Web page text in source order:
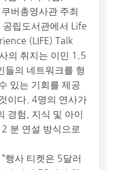
버총영사관 주최
공립도서관에서 Life
(LIFE) Talk
의 취지는 이민 1.5
들의 네트워크를 형
있는 기회를 제공
이다. 4명의 연사가
경험, 지식 및 아이
분 연설 방식으로
행사 티켓은 5달러